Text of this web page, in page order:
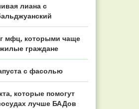
лиана с
мфц, которыми чаще
граждане
с фасолью
которые помогут
лучше БАДов